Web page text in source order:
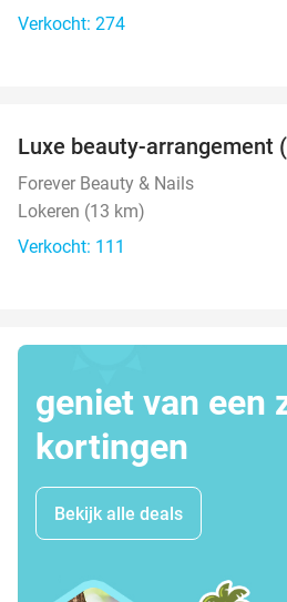
Verkocht: 274
Luxe beauty-arrangement
Forever Beauty & Nails
Lokeren (13 km)
Verkocht: 111
geniet van een
kortingen
Bekijk alle deals